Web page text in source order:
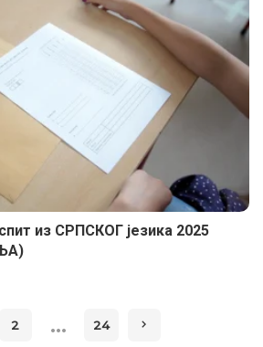
из СРПСКОГ језика 2025
2 … 24